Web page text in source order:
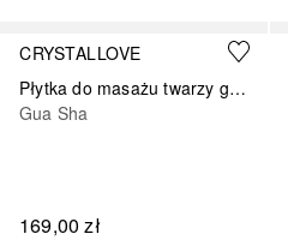
CRYSTALLOVE
Płytka do masażu twarzy gua sha z amazonitu
Gua Sha
169,00 zł